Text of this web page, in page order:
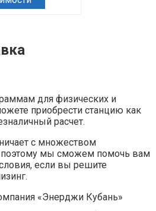
для физических и
приобрести станцию как
расчет.
с множеством
поэтому мы сможем помочь вам
если вы решите
«Энерджи Кубань»